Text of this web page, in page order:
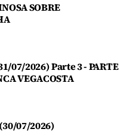
SOBRE
07/2026) Parte 3 - PARTE
VEGACOSTA
07/2026)